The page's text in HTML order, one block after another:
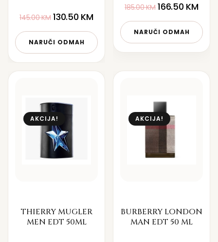
145.00KM 130.50 KM
NARUČI ODMAH
185.00KM 166.50 KM
NARUČI ODMAH
AKCIJA!
THIERRY MUGLER
MEN EDT 50ML
AKCIJA!
BURBERRY LONDON
MAN EDT 50 ML